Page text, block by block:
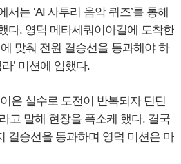
는 ‘AI 사투리 음악 퀴즈’를 통해
다. 영덕 메타세쿼이아길에 도착한
맞춰 전원 결승선을 통과해야 하
’ 미션에 임했다.
은 실수로 도전이 반복되자 딘딘
고 말해 현장을 폭소케 했다. 결국
결승선을 통과하며 영덕 미션은 마